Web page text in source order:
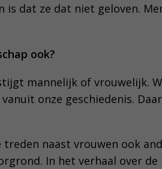
dat ze dat niet geloven.
ook?
mannelijk of vrouwelijk.
onze geschiedenis.
naast vrouwen ook
In het verhaal over